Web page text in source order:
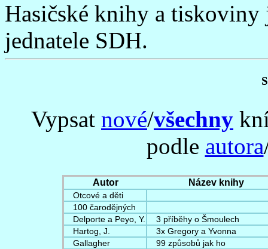
Hasičské knihy a tiskoviny
jednatele SDH.
Vypsat nové/všechny
podle autora
Autor Název knihy
Otcové a děti
100 čarodějných
Delporte a Peyo, Y.
3 příběhy o Šmoulech
Hartog, J.
3x Gregory a Yvonna
Gallagher
99 způsobů jak ho